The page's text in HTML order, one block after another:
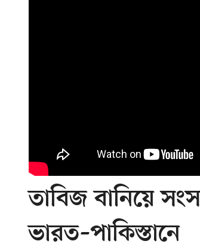
তাবিজ বানিয়ে
ভারত–পাকিস্তানে